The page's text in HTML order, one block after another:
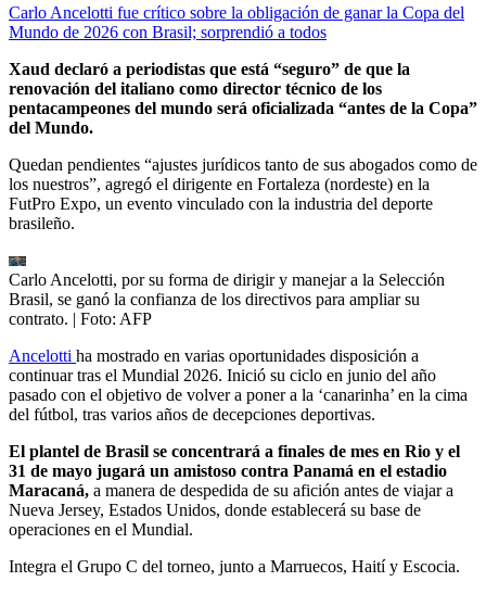
Carlo Ancelotti fue crítico sobre la obligación de ganar la Copa del
Mundo de 2026 con Brasil; sorprendió a todos
Xaud declaró a periodistas que está “seguro” de que la
renovación del italiano como director técnico de los
pentacampeones del mundo será oficializada “antes de la Copa”
del Mundo.
Quedan pendientes “ajustes jurídicos tanto de sus abogados como de
los nuestros”, agregó el dirigente en Fortaleza (nordeste) en la
FutPro Expo, un evento vinculado con la industria del deporte
brasileño.
Carlo Ancelotti, por su forma de dirigir y manejar a la Selección
Brasil, se ganó la confianza de los directivos para ampliar su
contrato. | Foto: AFP
Ancelotti ha mostrado en varias oportunidades disposición a
continuar tras el Mundial 2026. Inició su ciclo en junio del año
pasado con el objetivo de volver a poner a la ‘canarinha’ en la cima
del fútbol, ​​tras varios años de decepciones deportivas.
El plantel de Brasil se concentrará a finales de mes en Rio y el
31 de mayo jugará un amistoso contra Panamá en el estadio
Maracaná, a manera de despedida de su afición antes de viajar a
Nueva Jersey, Estados Unidos, donde establecerá su base de
operaciones en el Mundial.
Integra el Grupo C del torneo, junto a Marruecos, Haití y Escocia.